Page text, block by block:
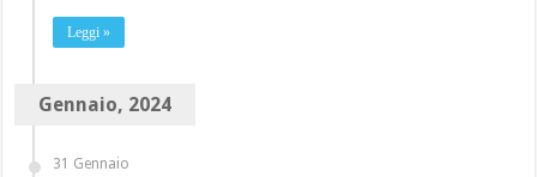
Leggi »
Gennaio, 2024
31 Gennaio